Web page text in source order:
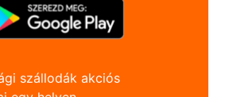
szállodák akciós